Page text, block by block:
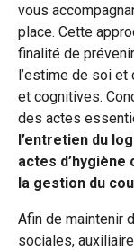
vous
place. Cette
finalité de
l’estime de soi
et cognitives.
des actes
l’entretien du
actes
la gestion du
Afin de maintenir
sociales,